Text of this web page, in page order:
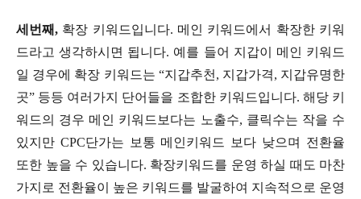
세번째, 확장 키워드입니다. 메인 키워드에서 확장한 키워
드라고 생각하시면 됩니다. 예를 들어 지갑이 메인 키워드
일 경우에 확장 키워드는 “지갑추천, 지갑가격, 지갑유명한
곳” 등등 여러가지 단어들을 조합한 키워드입니다. 해당 키
워드의 경우 메인 키워드보다는 노출수, 클릭수는 작을 수
있지만 CPC단가는 보통 메인키워드 보다 낮으며 전환율
또한 높을 수 있습니다. 확장키워드를 운영 하실 때도 마찬
가지로 전환율이 높은 키워드를 발굴하여 지속적으로 운영